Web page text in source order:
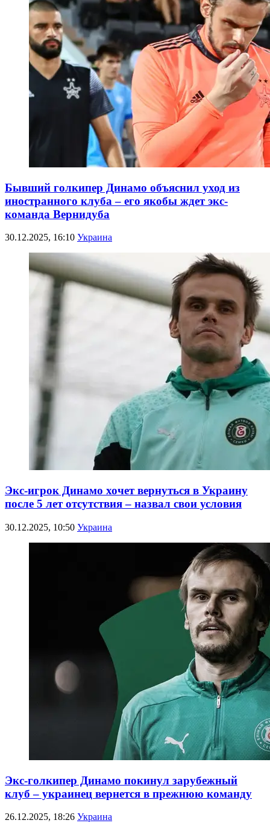
Бывший голкипер Динамо объяснил уход из
иностранного клуба – его якобы ждет экс-
команда Вернидуба
30.12.2025, 16:10 Украина
Экс-игрок Динамо хочет вернуться в Украину
после 5 лет отсутствия – назвал свои условия
30.12.2025, 10:50 Украина
Экс-голкипер Динамо покинул зарубежный
клуб – украинец вернется в прежнюю команду
26.12.2025, 18:26 Украина